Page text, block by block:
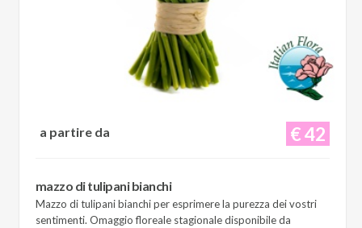
€ 42
a partire da
mazzo di tulipani bianchi
Mazzo di tulipani bianchi per esprimere la purezza dei vostri
sentimenti. Omaggio floreale stagionale disponibile da